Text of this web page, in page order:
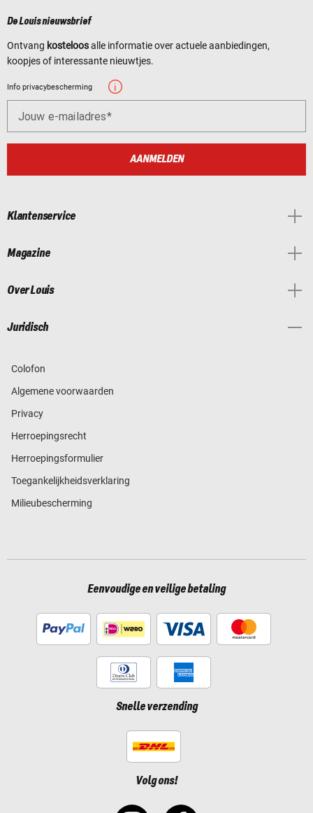
De Louis nieuwsbrief
Ontvang kosteloosalle informatie over actuele aanbiedingen,
koopjes of interessante nieuwtjes.
Info privacybescherming
Jouw e-mailadres
AANMELDEN
Klantenservice
Magazine
Over Louis
Juridisch
Colofon
Algemene voorwaarden
Privacy
Herroepingsrecht
Herroepingsformulier
Toegankelijkheidsverklaring
Milieubescherming
Eenvoudige en veilige betaling
Snelle verzending
Volg ons!